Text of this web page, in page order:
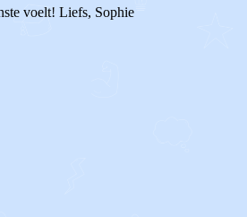
voelt! Liefs, Sophie